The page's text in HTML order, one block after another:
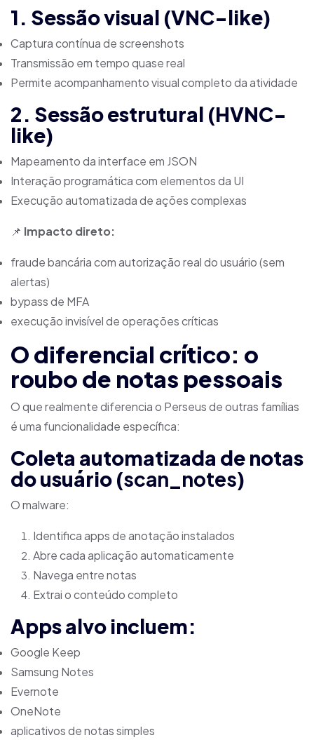
1. Sessão visual (VNC-like)
Captura contínua de screenshots
Transmissão em tempo quase real
Permite acompanhamento visual completo da atividade
2. Sessão estrutural (HVNC-
like)
Mapeamento da interface em JSON
Interação programática com elementos da UI
Execução automatizada de ações complexas
📌 Impacto direto:
fraude bancária com autorização real do usuário (sem
alertas)
bypass de MFA
execução invisível de operações críticas
O diferencial crítico: o
roubo de notas pessoais
O que realmente diferencia o Perseus de outras famílias
é uma funcionalidade específica:
Coleta automatizada de notas
do usuário (scan_notes)
O malware:
Identifica apps de anotação instalados
Abre cada aplicação automaticamente
Navega entre notas
Extrai o conteúdo completo
Apps alvo incluem:
Google Keep
Samsung Notes
Evernote
OneNote
aplicativos de notas simples